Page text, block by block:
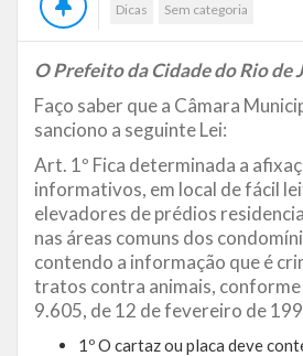
Dicas Sem categoria
O Prefeito da Cidade do Rio de
Faço saber que a Câmara
sanciono a seguinte Lei:
Art. 1º Fica determinada a
informativos, em local de fácil
elevadores de prédios
nas áreas comuns dos
contendo a informação que é
tratos contra animais, conforme
9.605, de 12 de fevereiro de
1º O cartaz ou placa deve